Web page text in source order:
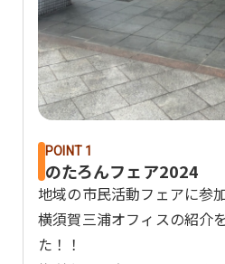
POINT 1
のたろんフェア2024
地域の市民活動フェアに参
横須賀三浦オフィスの紹介
た！！